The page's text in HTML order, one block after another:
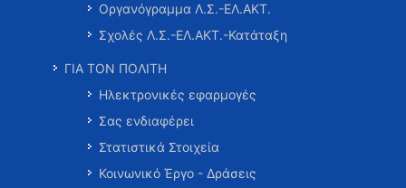
Οργανόγραμμα Λ.Σ.-ΕΛ.ΑΚΤ.
Σχολές Λ.Σ.-ΕΛ.ΑΚΤ.-Κατάταξη
ΓΙΑ ΤΟΝ ΠΟΛΙΤΗ
Ηλεκτρονικές εφαρμογές
Σας ενδιαφέρει
Στατιστικά Στοιχεία
Κοινωνικό Έργο - Δράσεις